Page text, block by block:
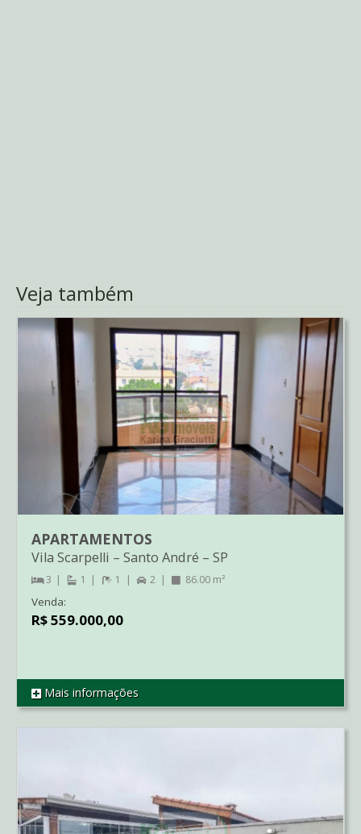
Veja também
REF AP1677
APARTAMENTOS
Vila Scarpelli – Santo André – SP
3 1 1 2 86.00 m²
Venda:
R$ 559.000,00
Mais informações